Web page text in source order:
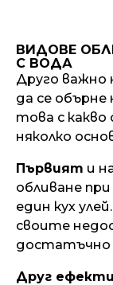
ВИДОВЕ
С ВОДА
Друго важно
да се
това с
няколко
Първият и
обливане
един кух
своите
достатъчно
Друг